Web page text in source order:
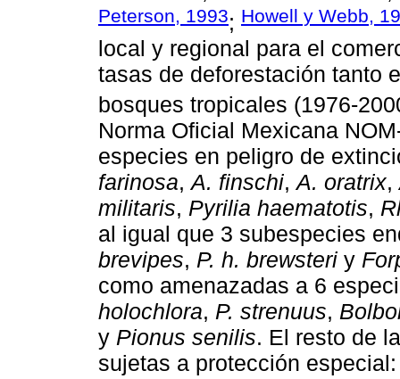
Peterson, 1993; Howell y Webb,
local y regional para el
tasas de deforestación tanto
bosques tropicales (1976-
Norma Oficial Mexicana
especies en peligro de
farinosa,A. finschi,A. oratrix,
militaris, Pyrilia haematotis,
al igual que 3 subespecies
brevipes, P. h. brewsteri y
como amenazadas a 6
holochlora, P. strenuus,
y Pionus senilis. El resto de
sujetas a protección